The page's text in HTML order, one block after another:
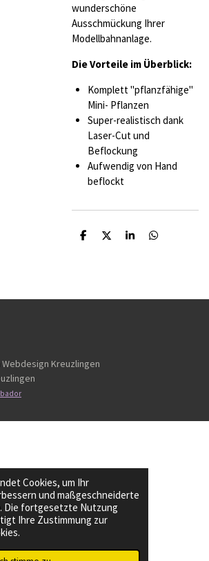
Cookies, um Ihr
und maßgeschneiderte
Die fortgesetzte Nutzung
Ihre Zustimmung zur
wunderschöne
Ausschmückung Ihrer
Modellbahnanlage.
Die Vorteile im Überblick:
Komplett "pflanzfähige"
Mini- Pflanzen
Super-realistisch dank
Laser-Cut und
Beflockung
Aufwendig von Hand
beflockt
T
T
T
T
Kreuzlingen